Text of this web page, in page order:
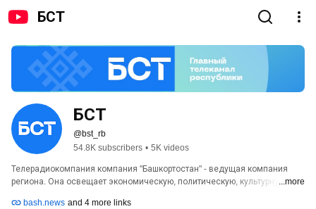
БСТ
БСТ
@bst_rb
54.8K subscribers • 5K videos
Телерадиокомпания компания "Башкортостан" - ведущая компания
региона. Она освещает экономическую, политическую, культурную, ...more
bash.news and 4 more links